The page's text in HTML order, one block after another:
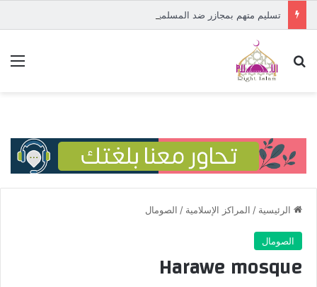
بحث عن
الرئيسية / المراكز الإسلامية / الصومال
الصومال
Harawe mosque